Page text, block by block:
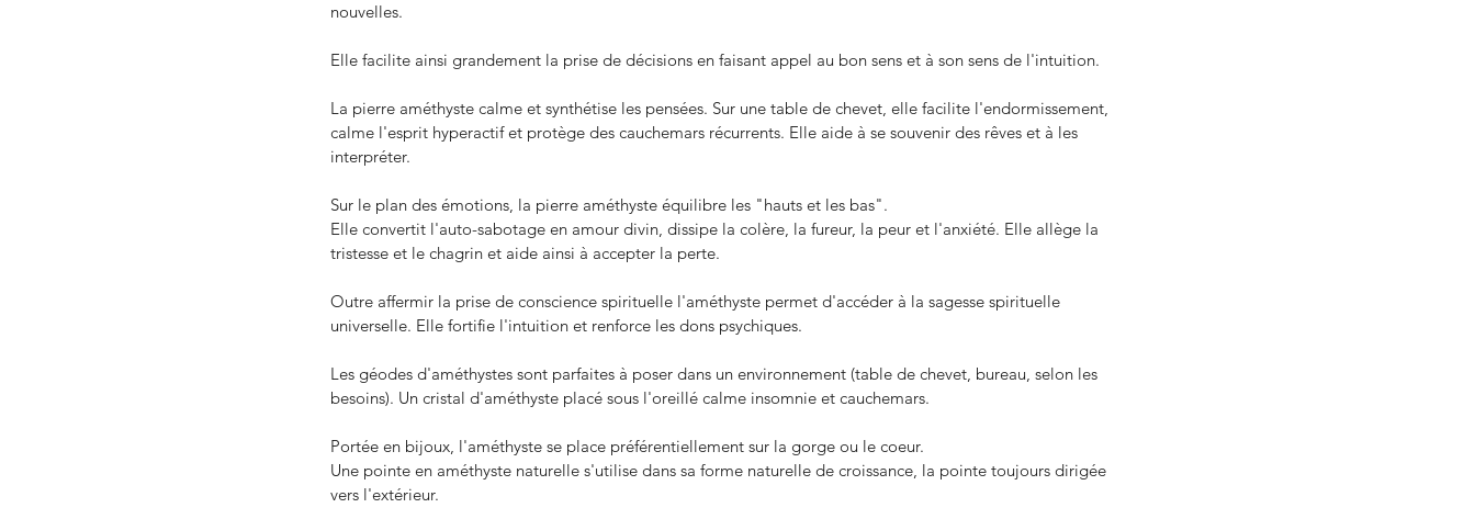
nouvelles.
Elle facilite ainsi grandement la prise de décisions en faisant appel au bon sens et à son sens de l'intuition.
La pierre améthyste calme et synthétise les pensées. Sur une table de chevet, elle facilite l'endormissement,
calme l'esprit hyperactif et protège des cauchemars récurrents. Elle aide à se souvenir des rêves et à les
interpréter.
Sur le plan des émotions, la pierre améthyste équilibre les "hauts et les bas".
Elle convertit l'auto-sabotage en amour divin, dissipe la colère, la fureur, la peur et l'anxiété. Elle allège la
tristesse et le chagrin et aide ainsi à accepter la perte.
Outre affermir la prise de conscience spirituelle l'améthyste permet d'accéder à la sagesse spirituelle
universelle. Elle fortifie l'intuition et renforce les dons psychiques.
Les géodes d'améthystes sont parfaites à poser dans un environnement (table de chevet, bureau, selon les
besoins). Un cristal d'améthyste placé sous l'oreillé calme insomnie et cauchemars.
Portée en bijoux, l'améthyste se place préférentiellement sur la gorge ou le coeur.
Une pointe en améthyste naturelle s'utilise dans sa forme naturelle de croissance, la pointe toujours dirigée
vers l'extérieur.